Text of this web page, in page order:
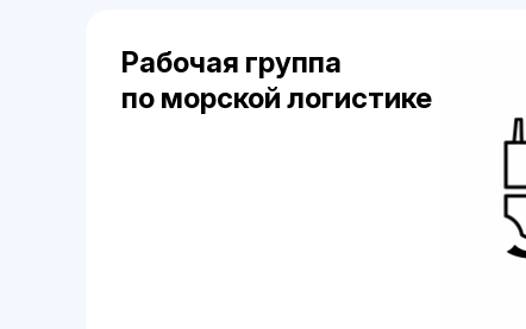
Рабочая группа
по морской логистике